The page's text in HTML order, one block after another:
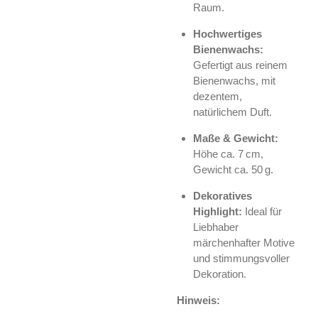
Raum.
Hochwertiges
Bienenwachs:
Gefertigt aus reinem
Bienenwachs, mit
dezentem,
natürlichem Duft.
Maße & Gewicht:
Höhe ca. 7 cm,
Gewicht ca. 50 g.
Dekoratives
Highlight: Ideal für
Liebhaber
märchenhafter Motive
und stimmungsvoller
Dekoration.
Hinweis: